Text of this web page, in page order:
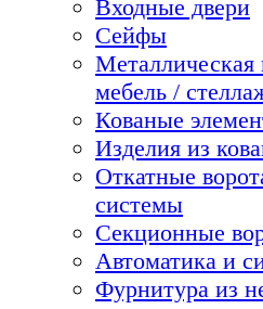
Входные двери
Сейфы
мебель /
Кованые
Изделия из
Откатные
системы
Секционные
Автоматика и
Фурнитура из